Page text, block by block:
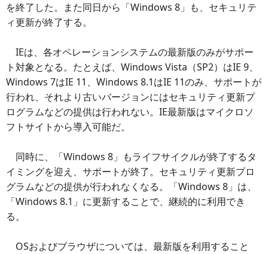
を終了した。また同日から「Windows 8」も、セキュリテ
ィ更新が終了する。
IEは、各オペレーションシステムの最新版のみがサポー
ト対象となる。たとえば、Windows Vista（SP2）はIE 9、
Windows 7はIE 11、Windows 8.1はIE 11のみ、サポートが
行われ、それより古いバージョンにはセキュリティ更新プ
ログラムなどの提供は行われない。IE最新版はマイクロソ
フトサイトから導入可能だ。
同時に、「Windows 8」もライフサイクルが終了するタ
イミングを迎え、サポートが終了。セキュリティ更新プロ
グラムなどの提供が行われなくなる。「Windows 8」は、
「Windows 8.1」に更新することで、継続的に利用でき
る。
OSおよびブラウザについては、最新版を利用すること